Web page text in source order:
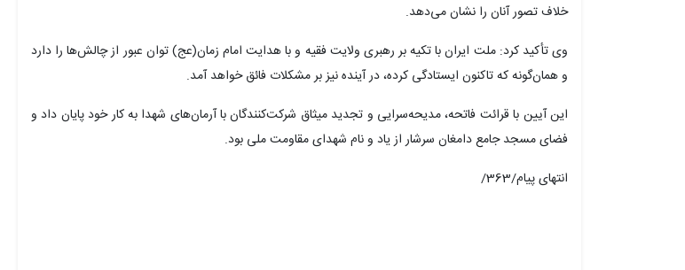
خلاف تصور آنان را نشان می‌دهد.
وی تأکید کرد: ملت ایران با تکیه بر رهبری ولایت فقیه و با هدایت امام زمان(عج) توان عبور از چالش‌ها را دارد
و همان‌گونه که تاکنون ایستادگی کرده، در آینده نیز بر مشکلات فائق خواهد آمد.
این آیین با قرائت فاتحه، مدیحه‌سرایی و تجدید میثاق شرکت‌کنندگان با آرمان‌های شهدا به کار خود پایان داد و
فضای مسجد جامع دامغان سرشار از یاد و نام شهدای مقاومت ملی بود.
انتهای پیام/363/